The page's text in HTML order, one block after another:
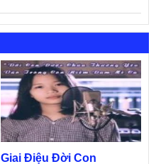
Giai Điệu Đời Con